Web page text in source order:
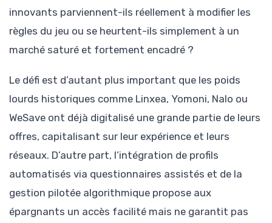
innovants parviennent-ils réellement à modifier les
règles du jeu ou se heurtent-ils simplement à un
marché saturé et fortement encadré ?
Le défi est d’autant plus important que les poids
lourds historiques comme Linxea, Yomoni, Nalo ou
WeSave ont déjà digitalisé une grande partie de leurs
offres, capitalisant sur leur expérience et leurs
réseaux. D’autre part, l’intégration de profils
automatisés via questionnaires assistés et de la
gestion pilotée algorithmique propose aux
épargnants un accès facilité mais ne garantit pas